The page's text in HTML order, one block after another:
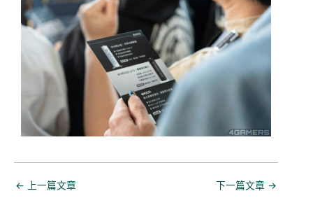
← 上一篇文章 下一篇文章 →